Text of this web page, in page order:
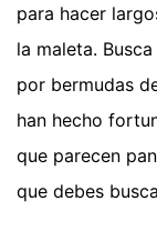
para hacer
la maleta.
por bermudas
han hecho
que parecen
que debes